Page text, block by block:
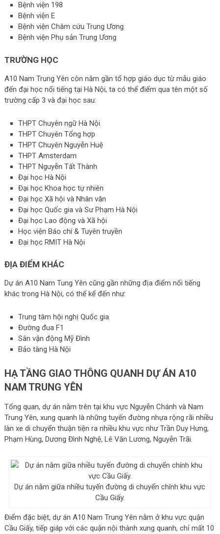
Bệnh viện 198
Bệnh viện E
Bệnh viện Châm cứu Trung Ương
Bệnh viện Phụ sản Trung Ương
TRƯỜNG HỌC
A10 Nam Trung Yên còn nằm gần tổ hợp giáo dục từ mẫu giáo
đến đại học nổi tiếng tại Hà Nội, ta có thể điểm qua tên một số
trường cấp 3 và đại học sau:
THPT Chuyên ngữ Hà Nội
THPT Chuyên Tổng hợp
THPT Chuyên Nguyễn Huệ
THPT Amsterdam
THPT Nguyễn Tất Thành
Đại học Hà Nội
Đại học Khoa học tự nhiên
Đại học Xã hội và Nhân văn
Đại học Quốc gia và Sư Phạm Hà Nội
Đại học Lao động và Xã hội
Học viện Báo chí & Tuyên truyền
Đại học RMIT Hà Nội
ĐỊA ĐIỂM KHÁC
Dự án A10 Nam Tung Yên cũng gần những địa điểm nổi tiếng
khác trong Hà Nội, có thể kể đến như:
Trung tâm hội nghị Quốc gia
Đường đua F1
Sân vận động Mỹ Đình
Bảo tàng Hà Nội
HẠ TẦNG GIAO THÔNG QUANH DỰ ÁN A10
NAM TRUNG YÊN
Tổng quan, dự án nằm trên tại khu vực Nguyễn Chánh và Nam
Trung Yên, xung quanh là những tuyến đường nhựa rộng rãi nhiều
làn xe di chuyển thuận tiện ra nhiều khu vực như Trần Duy Hưng,
Phạm Hùng, Dương Đình Nghệ, Lê Văn Lương, Nguyễn Trãi.
Dự án nằm giữa nhiều tuyến đường di chuyển chính khu vực
Cầu Giấy.
Điểm đặc biệt, dự án A10 Nam Trung Yên nằm ở khu vực quận
Cầu Giấy, tiếp giáp với các quận nội thành xung quanh, chỉ mất 10